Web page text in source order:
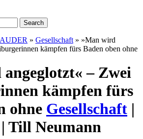
» Gesellschaft » »Man wird
kämpfen fürs Baden oben ohne
– Zwei
kämpfen fürs
ohne Gesellschaft |
| Till Neumann